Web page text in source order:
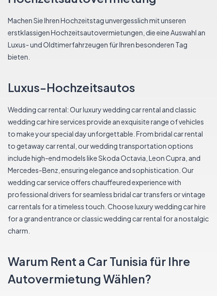
Machen Sie Ihren Hochzeitstag unvergesslich mit unseren
erstklassigen Hochzeitsautovermietungen, die eine Auswahl an
Luxus- und Oldtimerfahrzeugen für Ihren besonderen Tag
bieten.
Luxus-Hochzeitsautos
Wedding car rental: Our luxury wedding car rental and classic
wedding car hire services provide an exquisite range of vehicles
to make your special day unforgettable. From bridal car rental
to getaway car rental, our wedding transportation options
include high-end models like Skoda Octavia, Leon Cupra, and
Mercedes-Benz, ensuring elegance and sophistication. Our
wedding car service offers chauffeured experience with
professional drivers for seamless bridal car transfers or vintage
car rentals for a timeless touch. Choose luxury wedding car hire
for a grand entrance or classic wedding car rental for a nostalgic
charm.
Warum Rent a Car Tunisia für Ihre
Autovermietung Wählen?